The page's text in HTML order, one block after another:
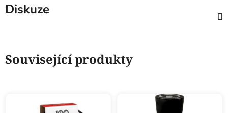
Diskuze
Související produkty